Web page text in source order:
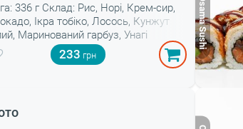
336 г Склад: Рис, Норі, Крем-сир,
Ікра тобіко, Лосось, Кунжут
Маринований гарбуз, Унагі
233